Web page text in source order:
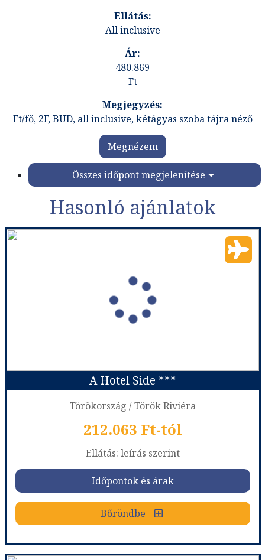
All inclusive
480.869
Ft
Ft/fő, 2F, BUD, all inclusive, kétágyas szoba tájra néző
Megnézem
Összes időpont megjelenítése
Hasonló ajánlatok
A Hotel Side ***
Törökország / Török Riviéra
212.063 Ft-tól
Ellátás: leírás szerint
Időpontok és árak
Bőröndbe